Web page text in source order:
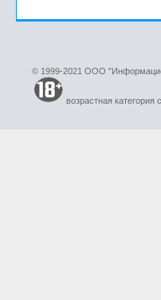
© 1999-2021 ООО
возрастная категория